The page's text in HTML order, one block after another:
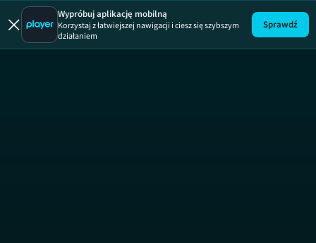
SOS
Wypróbuj aplikację mobilną
Korzystaj z łatwiejszej nawigacji i ciesz się szybszym
działaniem
Sprawdź